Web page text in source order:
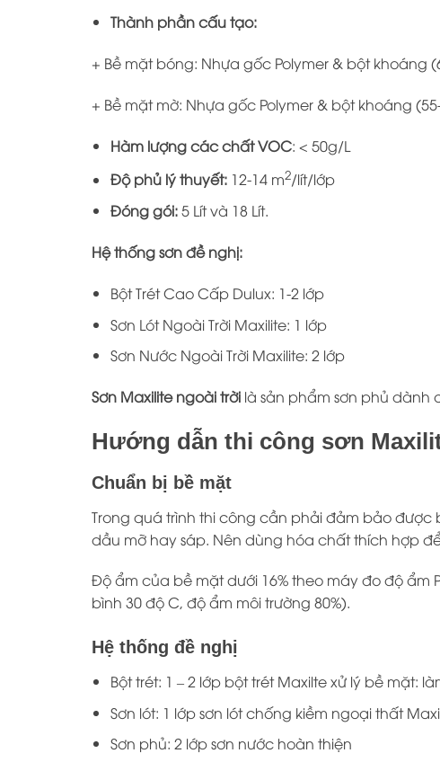
Thành phần cấu tạo:
+ Bề mặt bóng: Nhựa gốc Polymer & bột khoáng
+ Bề mặt mờ: Nhựa gốc Polymer & bột khoáng
Hàm lượng các chất VOC: < 50g/L
Độ phủ lý thuyết: 12-14 m2/lít/lớp
Đóng gói:5 Lít và 18 Lít.
Hệ thống sơn đề nghị:
Bột Trét Cao Cấp Dulux: 1-2 lớp
Sơn Lót Ngoài Trời Maxilite: 1 lớp
Sơn Nước Ngoài Trời Maxilite: 2 lớp
Sơn Maxilite ngoài trời là sản phẩm sơn phủ dành
Hướng dẫn thi công sơn
Chuẩn bị bề mặt
Trong quá trình thi công cần phải đảm bảo
dầu mỡ hay sáp. Nên dùng hóa chất thích hợp
Độ ẩm của bề mặt dưới 16% theo máy đo độ ẩm
bình 30 độ C, độ ẩm môi trường 80%).
Hệ thống đề nghị
Bột trét: 1 – 2 lớp bột trét Maxilte xử lý bề mặt:
Sơn lót: 1 lớp sơn lót chống kiềm ngoại thất
Sơn phủ: 2 lớp sơn nước hoàn thiện